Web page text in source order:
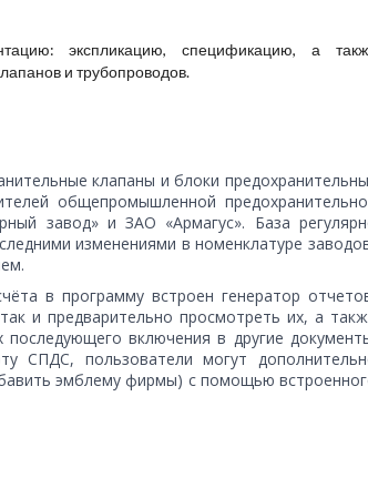
экспликацию, спецификацию, а
и трубопроводов.
клапаны и блоки
общепромышленной
завод» и ЗАО «Армагус». База
изменениями в номенклатуре
в программу встроен генератор
и предварительно просмотреть их, а
включения в другие
СПДС, пользователи могут
эмблему фирмы) с помощью